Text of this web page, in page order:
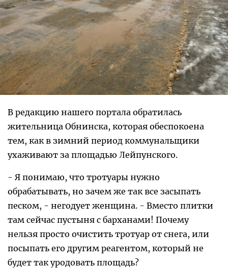
В редакцию нашего портала обратилась
жительница Обнинска, которая обеспокоена
тем, как в зимний период коммунальщики
ухаживают за площадью Лейпунского.
- Я понимаю, что тротуары нужно
обрабатывать, но зачем же так все засыпать
песком, - негодует женщина. - Вместо плитки
там сейчас пустыня с барханами! Почему
нельзя просто очистить тротуар от снега, или
посыпать его другим реагентом, который не
будет так уродовать площадь?